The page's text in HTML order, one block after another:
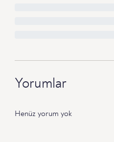
Yorumlar
Henüz yorum yok